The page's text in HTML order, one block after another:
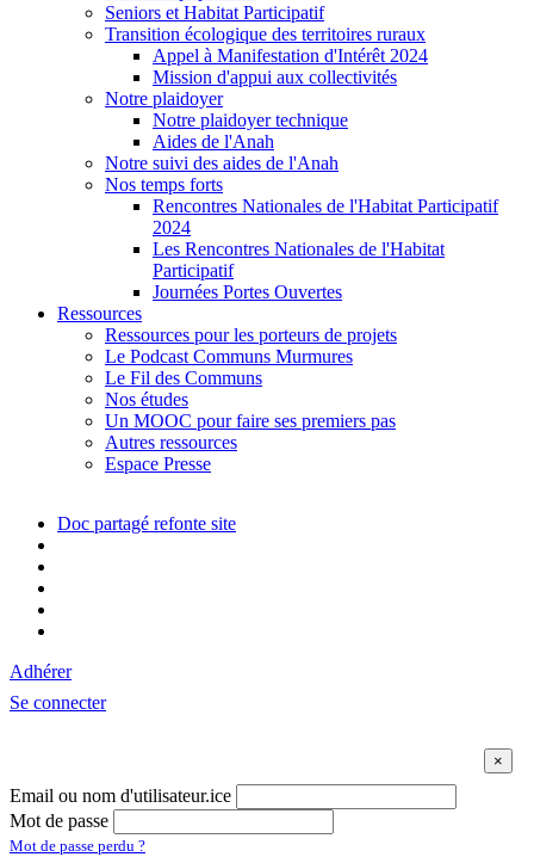
Seniors et Habitat Participatif
Transition écologique des territoires ruraux
Appel à Manifestation d'Intérêt 2024
Mission d'appui aux collectivités
Notre plaidoyer
Notre plaidoyer technique
Aides de l'Anah
Notre suivi des aides de l'Anah
Nos temps forts
Rencontres Nationales de l'Habitat Participatif
2024
Les Rencontres Nationales de l'Habitat
Participatif
Journées Portes Ouvertes
Ressources
Ressources pour les porteurs de projets
Le Podcast Communs Murmures
Le Fil des Communs
Nos études
Un MOOC pour faire ses premiers pas
Autres ressources
Espace Presse
Doc partagé refonte site
Adhérer
Se connecter
Email ou nom d'utilisateur.ice
Mot de passe
Mot de passe perdu ?